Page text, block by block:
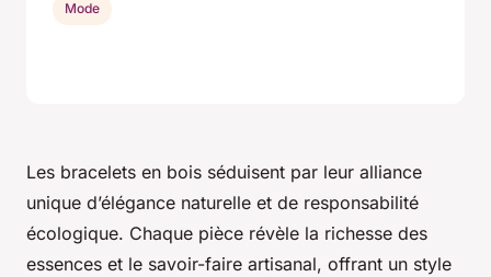
Les bracelets en bois séduisent par leur alliance
unique d’élégance naturelle et de responsabilité
écologique. Chaque pièce révèle la richesse des
essences et le savoir-faire artisanal, offrant un style
Mode